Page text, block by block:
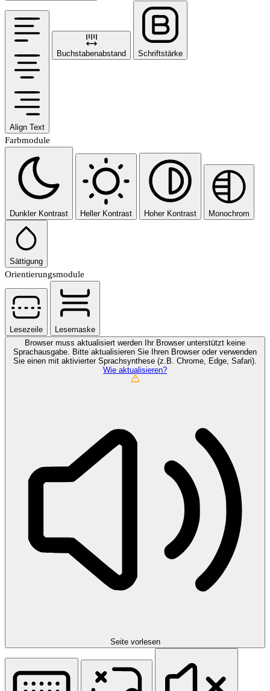
Align Text
Buchstabenabstand Schriftstärke
Farbmodule
Dunkler Kontrast Heller Kontrast Hoher Kontrast Monochrom
Sättigung
Orientierungsmodule
Lesezeile
Lesemaske
Browser muss aktualisiert werden
Ihr Browser unterstützt keine
Sprachausgabe. Bitte aktualisieren Sie Ihren Browser oder verwenden
Sie einen mit aktivierter Sprachsynthese (z.B. Chrome, Edge, Safari).
Wie aktualisieren?
Seite vorlesen